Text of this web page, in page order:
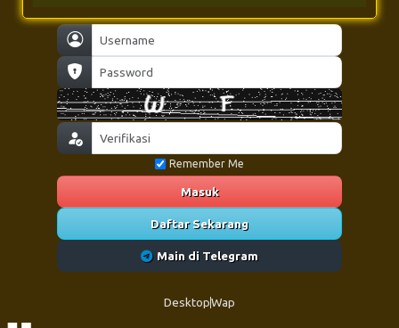
Remember Me
Masuk
Daftar Sekarang
Main di Telegram
DesktopWap